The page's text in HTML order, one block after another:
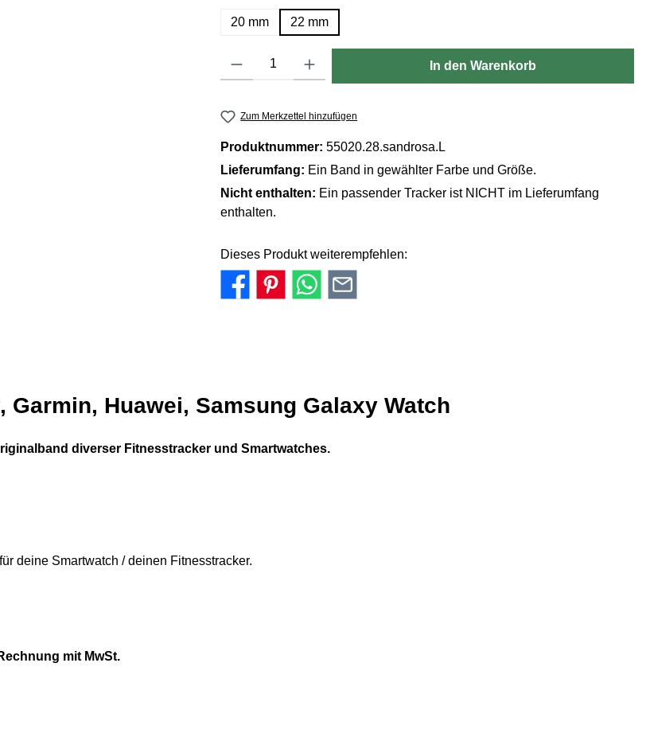
20 mm 22 mm
In den Warenkorb
Zum Merkzettel hinzufügen
Produktnummer: 55020.28.sandrosa.L
Lieferumfang: Ein Band in gewählter Farbe und Größe.
Nicht enthalten: Ein passender Tracker ist NICHT im Lieferumfang
enthalten.
Dieses Produkt weiterempfehlen:
Huawei, Samsung Galaxy Watch
diverser Fitnesstracker und Smartwatches.
deine Smartwatch / deinen Fitnesstracker.
mit MwSt.